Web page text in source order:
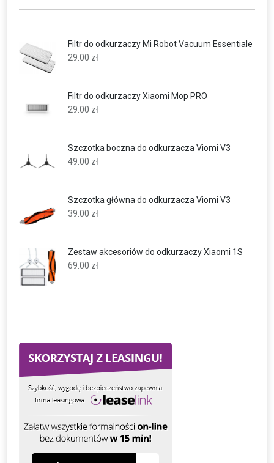
Filtr do odkurzaczy Mi Robot Vacuum Essentiale
29.00 zł
Filtr do odkurzaczy Xiaomi Mop PRO
29.00 zł
Szczotka boczna do odkurzacza Viomi V3
49.00 zł
Szczotka główna do odkurzacza Viomi V3
39.00 zł
Zestaw akcesoriów do odkurzaczy Xiaomi 1S
69.00 zł